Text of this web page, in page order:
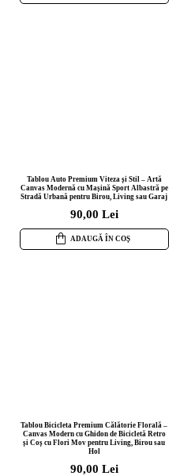
Tablou Auto Premium Viteza și Stil – Artă
Canvas Modernă cu Mașină Sport Albastră pe
Stradă Urbană pentru Birou, Living sau Garaj
90,00 Lei
ADAUGĂ ÎN COȘ
Tablou Bicicleta Premium Călătorie Florală –
Canvas Modern cu Ghidon de Bicicletă Retro
și Coș cu Flori Mov pentru Living, Birou sau
Hol
90,00 Lei